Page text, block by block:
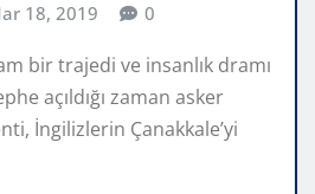
18, 2019 0
bir trajedi ve insanlık dramı
açıldığı zaman asker
İngilizlerin Çanakkale’yi